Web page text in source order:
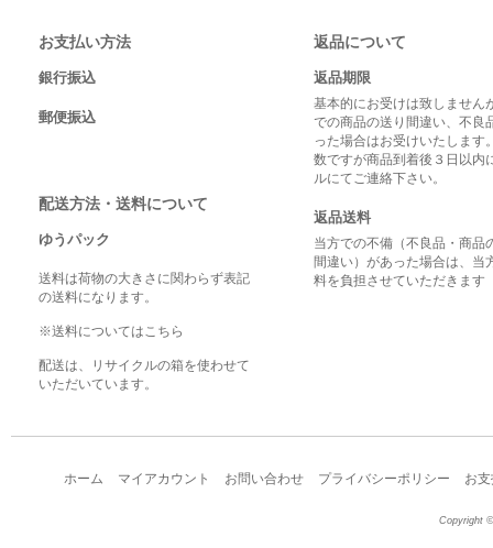
お支払い方法
銀行振込
郵便振込
配送方法・送料について
ゆうパック
送料は荷物の大きさに関わらず表記
の送料になります。
※送料についてはこちら
配送は、リサイクルの箱を使わせて
いただいています。
返品について
返品期限
基本的にお受けは致しません
での商品の送り間違い、不良
った場合はお受けいたします
数ですが商品到着後３日以内
ルにてご連絡下さい。
返品送料
当方での不備（不良品・商品
間違い）があった場合は、当
料を負担させていただきます
ホーム マイアカウント お問い合わせ プライバシーポリシー お
Copyright